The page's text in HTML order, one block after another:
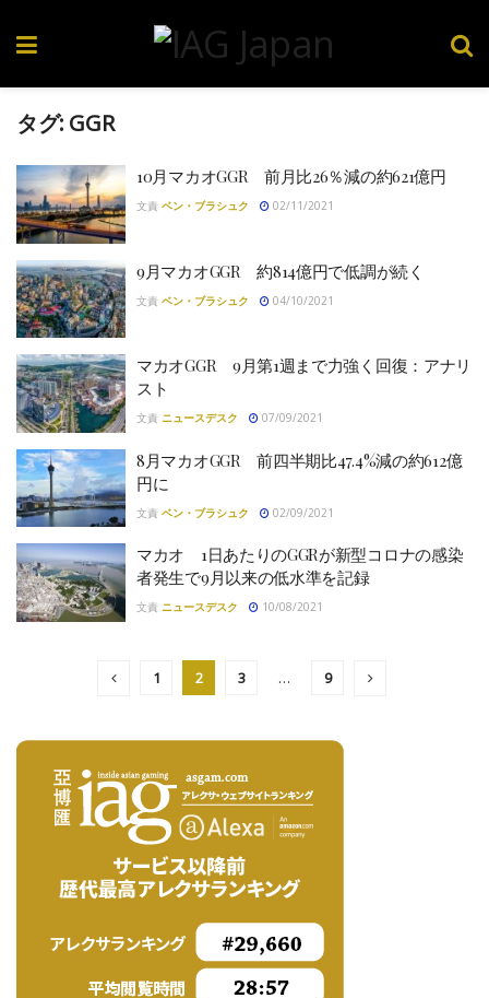
タグ: GGR
10月マカオGGR 前月比26％減の約621億円
文責 ベン・ブラシュク 02/11/2021
9月マカオGGR 約814億円で低調が続く
文責 ベン・ブラシュク 04/10/2021
マカオGGR 9月第1週まで力強く回復：アナリ
スト
文責 ニュースデスク 07/09/2021
8月マカオGGR 前四半期比47.4%減の約612億
円に
文責 ベン・ブラシュク 02/09/2021
マカオ 1日あたりのGGRが新型コロナの感染
者発生で9月以来の低水準を記録
文責 ニュースデスク 10/08/2021
1 2 3 … 9